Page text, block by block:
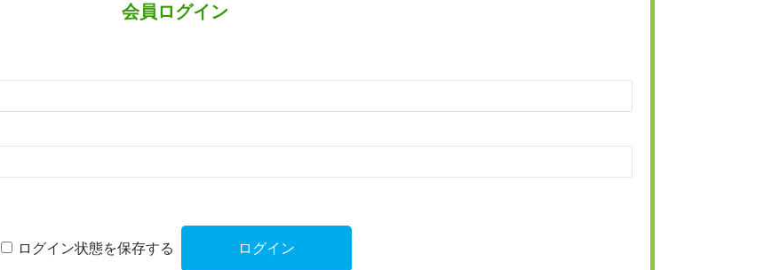
会員ログイン
ログイン状態を保存する